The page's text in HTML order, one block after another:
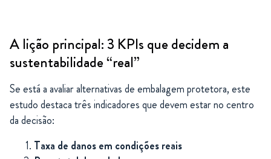
A lição principal: 3 KPIs que decidem a
sustentabilidade “real”
Se está a avaliar alternativas de embalagem protetora, este
estudo destaca três indicadores que devem estar no centro
da decisão:
Taxa de danos em condições reais